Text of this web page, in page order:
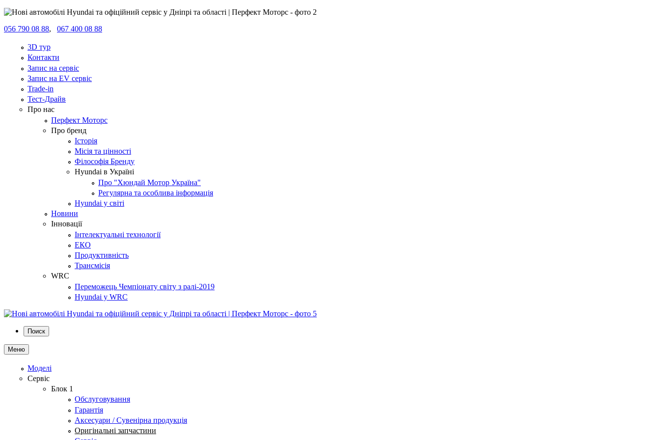
056 790 08 88, 067 400 08 88
3D тур
Контакти
Запис на сервіс
Запис на EV сервіс
Trade-in
Тест-Драйв
Про нас
Перфект Моторс
Про бренд
Історія
Місія та цінності
Філософія Бренду
Hyundai в Україні
Про "Хюндай Мотор Україна"
Регулярна та особлива інформація
Hyundai у світі
Новини
Інновації
Інтелектуальні технології
ЕКО
Продуктивність
Трансмісія
WRC
Переможець Чемпіонату світу з ралі-2019
Hyundai у WRC
Поиск
Меню
Моделі
Сервіс
Блок 1
Обслуговування
Гарантія
Аксесуари / Сувенірна продукція
Оригінальні запчастини